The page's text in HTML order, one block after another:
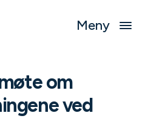
Meny
om
ved